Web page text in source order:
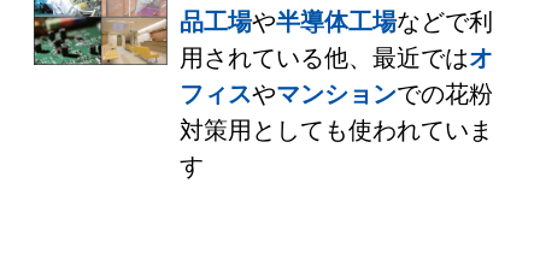
品工場や半導体工場などで利
用されている他、最近ではオ
フィスやマンションでの花粉
対策用としても使われていま
す